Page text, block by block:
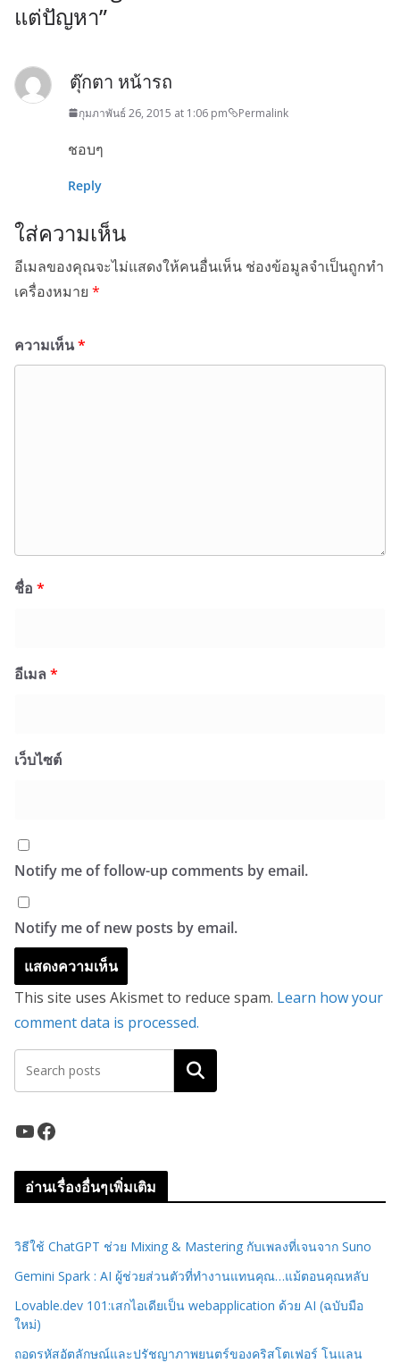
แต่ปัญหา”
ตุ๊กตา หน้ารถ
กุมภาพันธ์ 26, 2015 at 1:06 pm Permalink
ชอบๆ
Reply
ใส่ความเห็น
อีเมลของคุณจะไม่แสดงให้คนอื่นเห็น ช่องข้อมูลจำเป็นถูกทำ
เครื่องหมาย *
ความเห็น*
ชื่อ *
อีเมล *
เว็บไซต์
Notify me of follow-up comments by email.
Notify me of new posts by email.
This site uses Akismet to reduce spam. Learn how your
comment data is processed.
ค้นหา
YouTube Facebook
อ่านเรื่องอื่นๆเพิ่มเติม
วิธีใช้ ChatGPT ช่วย Mixing & Mastering กับเพลงที่เจนจาก Suno
Gemini Spark : AI ผู้ช่วยส่วนตัวที่ทำงานแทนคุณ…แม้ตอนคุณหลับ
Lovable.dev 101:เสกไอเดียเป็น webapplication ด้วย AI (ฉบับมือ
ใหม่)
ถอดรหัสอัตลักษณ์และปรัชญาภาพยนตร์ของคริสโตเฟอร์ โนแลน